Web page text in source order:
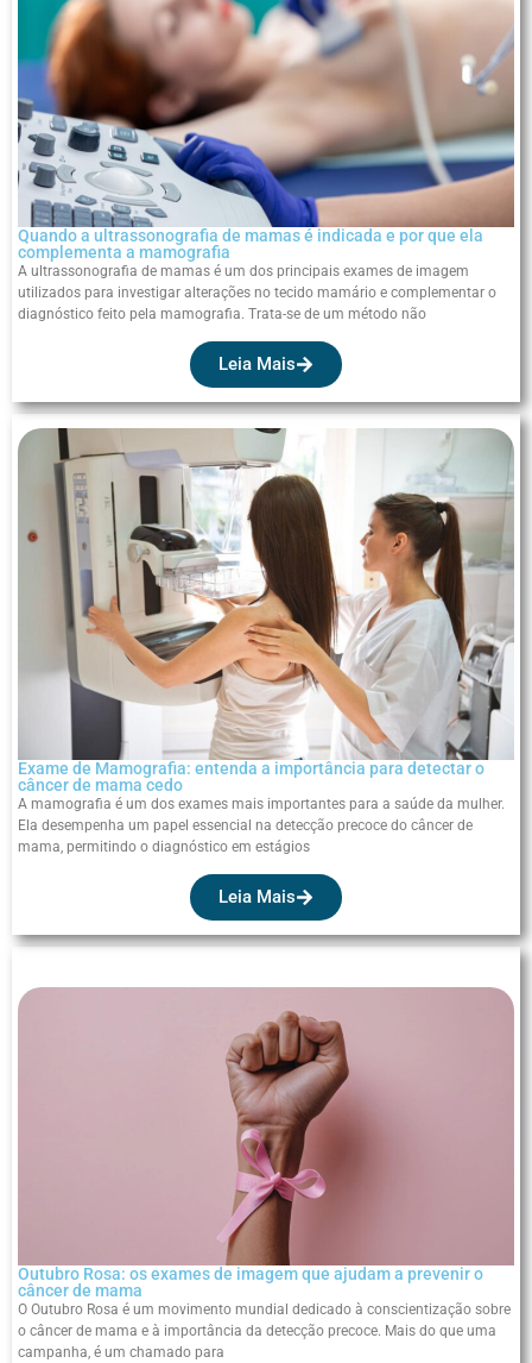
Quando a ultrassonografia de mamas é indicada e por que ela
complementa a mamografia
A ultrassonografia de mamas é um dos principais exames de imagem
utilizados para investigar alterações no tecido mamário e complementar o
diagnóstico feito pela mamografia. Trata-se de um método não
Leia Mais
Exame de Mamografia: entenda a importância para detectar o
câncer de mama cedo
A mamografia é um dos exames mais importantes para a saúde da mulher.
Ela desempenha um papel essencial na detecção precoce do câncer de
mama, permitindo o diagnóstico em estágios
Leia Mais
Outubro Rosa: os exames de imagem que ajudam a prevenir o
câncer de mama
O Outubro Rosa é um movimento mundial dedicado à conscientização sobre
o câncer de mama e à importância da detecção precoce. Mais do que uma
campanha, é um chamado para